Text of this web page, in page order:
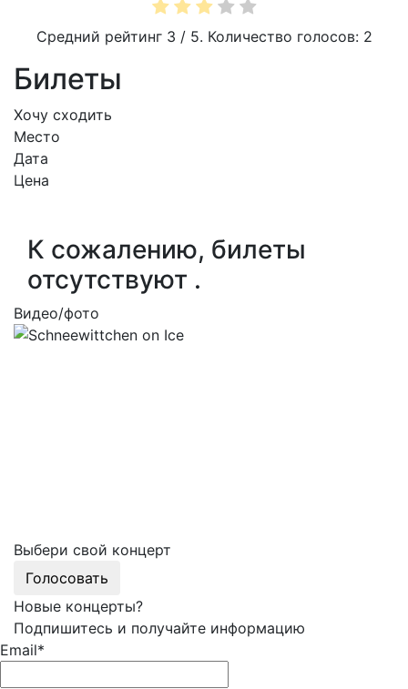
Средний рейтинг 3 / 5. Количество голосов: 2
Билеты
Хочу сходить
Место
Дата
Цена
К сожалению, билеты
отсутствуют .
Видео/фото
Выбери свой концерт
Голосовать
Новые концерты?
Подпишитесь и получайте информацию
Email*